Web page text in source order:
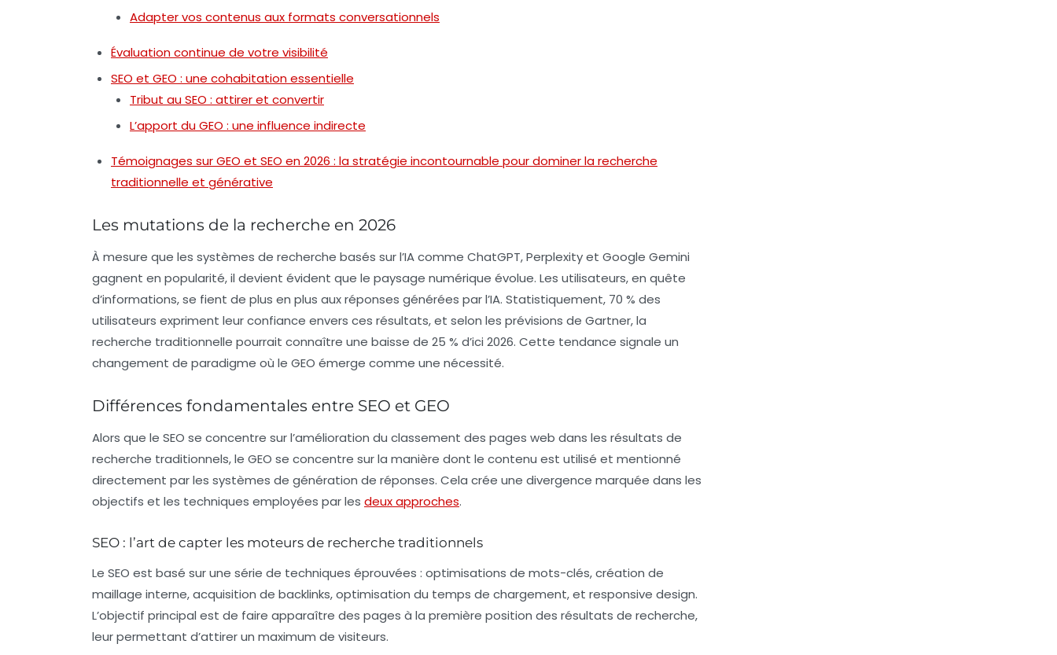
Adapter vos contenus aux formats conversationnels
Évaluation continue de votre visibilité
SEO et GEO : une cohabitation essentielle
Tribut au SEO : attirer et convertir
L’apport du GEO : une influence indirecte
Témoignages sur GEO et SEO en 2026 : la stratégie incontournable pour dominer la recherche
traditionnelle et générative
Les mutations de la recherche en 2026
À mesure que les systèmes de recherche basés sur l’IA comme ChatGPT,Perplexityet Google Gemini
gagnent en popularité, il devient évident que le paysage numérique évolue. Les utilisateurs, en quête
d’informations, se fient de plus en plus aux réponses générées par l’IA. Statistiquement, 70 % des
utilisateurs expriment leur confiance envers ces résultats, et selon les prévisions de Gartner, la
recherche traditionnelle pourrait connaître une baisse de 25 % d’ici 2026. Cette tendance signale un
changement de paradigme où le GEO émerge comme une nécessité.
Différences fondamentales entre SEO et GEO
Alors que le SEO se concentre sur l’amélioration du classement des pages web dans les résultats de
recherche traditionnels, le GEO se concentre sur la manière dont le contenu est utilisé et mentionné
directement par les systèmes de génération de réponses. Cela crée une divergence marquée dans les
objectifs et les techniques employées par les deux approches.
SEO : l’art de capter les moteurs de recherche traditionnels
Le SEO est basé sur une série de techniques éprouvées : optimisations de mots-clés, création de
maillage interne, acquisition de backlinks, optimisation du temps de chargement, et responsive design.
L’objectif principal est de faire apparaître des pages à la première position des résultats de recherche,
leur permettant d’attirer un maximum de visiteurs.